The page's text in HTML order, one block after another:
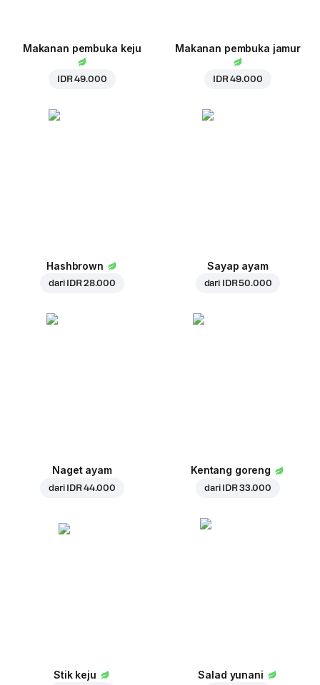
Makanan pembuka keju
IDR 49.000
Makanan pembuka jamur
IDR 49.000
Hashbrown
dari IDR 28.000
Sayap ayam
dari IDR 50.000
Naget ayam
dari IDR 44.000
Kentang goreng
dari IDR 33.000
Stik keju Salad yunani